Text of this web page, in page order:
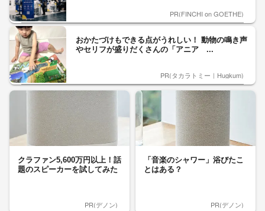
PR(FINCHI on GOETHE)
おかたづけもできる点がうれしい！ 動物の鳴き声
やセリフが盛りだくさんの「アニア ...
PR(タカラトミー｜Hugkum)
クラファン5,600万円以上！話
題のスピーカーを試してみた
PR(デノン)
「音楽のシャワー」浴びたこ
とはある？
PR(デノン)